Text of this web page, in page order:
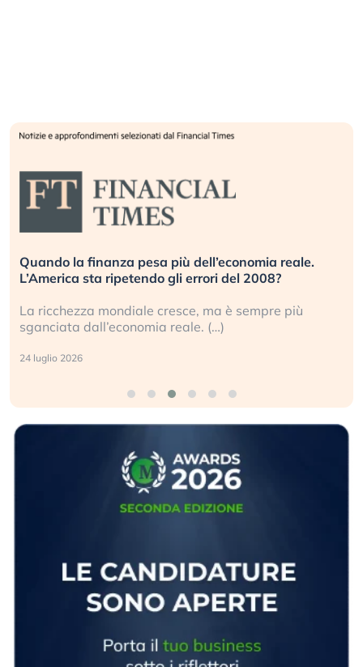
Quando la finanza pesa più dell’economia reale.
L’America sta ripetendo gli errori del 2008?
La ricchezza mondiale cresce, ma è sempre più
sganciata dall’economia reale. (…)
24 luglio 2026